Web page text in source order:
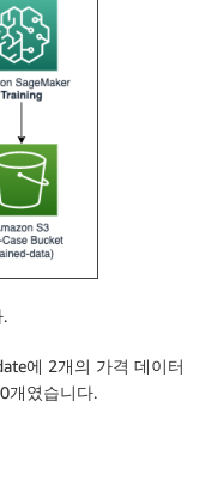
에 2개의 가격 데이터
개였습니다.